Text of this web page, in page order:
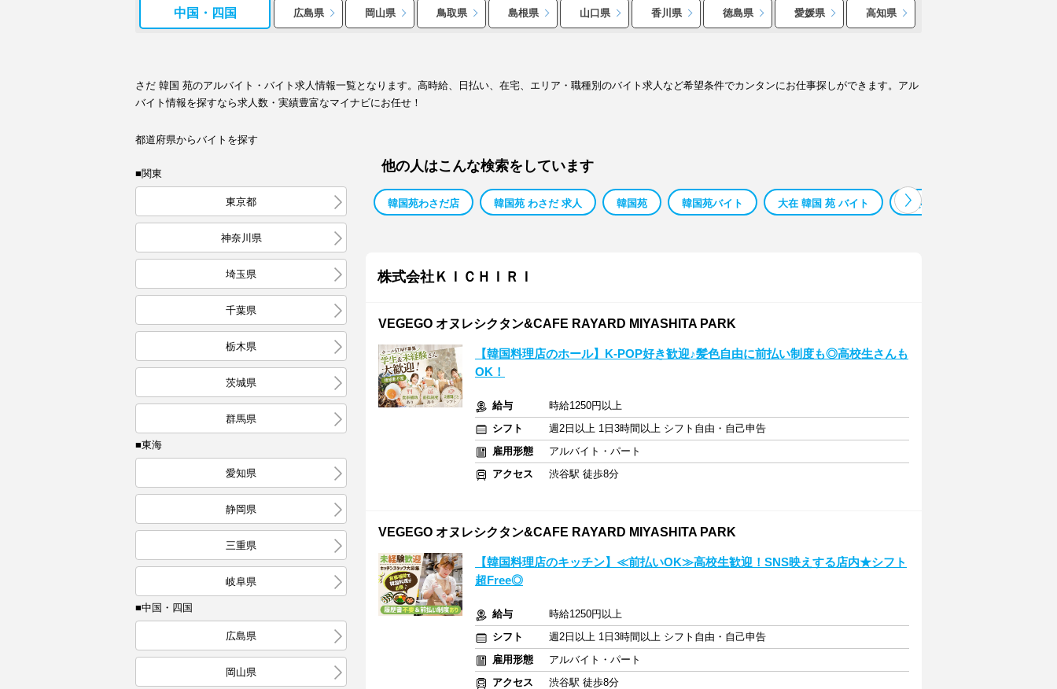
中国・四国 広島県 岡山県 鳥取県 島根県 山口県 香川県 徳島県 愛媛県 高知県
さだ 韓国 苑のアルバイト・バイト求人情報一覧となります。高時給、日払い、在宅、エリア・職種別のバイト求人など希望条件でカンタンにお仕事探しができます。アル
バイト情報を探すなら求人数・実績豊富なマイナビにお任せ！
都道府県からバイトを探す
■関東
東京都
神奈川県
埼玉県
千葉県
栃木県
茨城県
群馬県
■東海
愛知県
静岡県
三重県
岐阜県
■中国・四国
広島県
岡山県
他の人はこんな検索をしています
韓国苑わさだ店 韓国苑 わさだ 求人 韓国苑 韓国苑バイト 大在 韓国 苑 バイト わさだ 求人
株式会社ＫＩＣＨＩＲＩ
VEGEGO オヌレシクタン&CAFE RAYARD MIYASHITA PARK
【韓国料理店のホール】K-POP好き歓迎♪髪色自由に前払い制度も◎高校生さんも
OK！
給与
時給1250円以上
シフト
週2日以上 1日3時間以上 シフト自由・自己申告
雇用形態
アルバイト・パート
アクセス
渋谷駅 徒歩8分
VEGEGO オヌレシクタン&CAFE RAYARD MIYASHITA PARK
【韓国料理店のキッチン】≪前払いOK≫高校生歓迎！SNS映えする店内★シフト
超Free◎
給与
時給1250円以上
シフト
週2日以上 1日3時間以上 シフト自由・自己申告
雇用形態
アルバイト・パート
アクセス
渋谷駅 徒歩8分